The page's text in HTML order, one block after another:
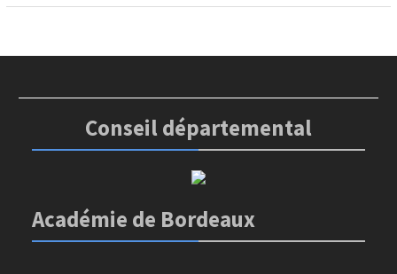
Conseil départemental
Académie de Bordeaux